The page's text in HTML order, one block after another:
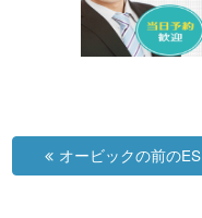
オービックの前のES